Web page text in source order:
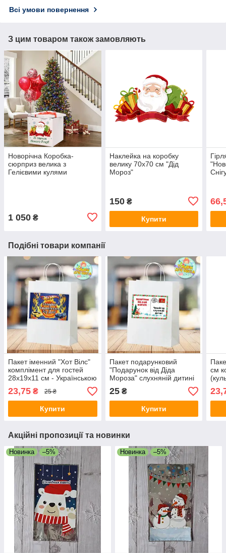
Всі умови повернення
З цим товаром також замовляють
Новорічна Коробка-
сюрприз велика з
Гелієвими кулями
1 050 ₴
Наклейка на коробку
велику 70х70 см "Дід
Мороз"
150₴
Купити
Подібні товари компанії
Пакет іменний "Хот Вілс"
комплімент для гостей
28х19х11 см - Українською
23,75 ₴ 25 ₴
Купити
Пакет подарунковий
"Подарунок від Діда
Мороза" слухняній дитині
28х19х11 см стандарт
25₴
Купити
см
Акційні пропозиції та новинки
Новинка –5% Новинка –5%